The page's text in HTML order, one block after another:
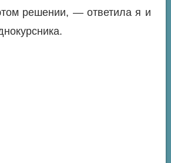
решении, — ответила я и